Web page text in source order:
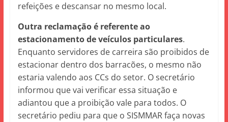
refeições e descansar no mesmo local.
Outra reclamação é referente ao
estacionamento de veículos particulares.
Enquanto servidores de carreira são proibidos de
estacionar dentro dos barracões, o mesmo não
estaria valendo aos CCs do setor. O secretário
informou que vai verificar essa situação e
adiantou que a proibição vale para todos. O
secretário pediu para que o SISMMAR faça novas